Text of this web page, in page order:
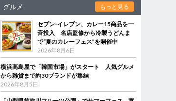
グルメ もっと見る
セブン‐イレブン、カレー15商品を一
斉投入 名店監修から冷製うどんま
で“夏のカレーフェス”を開催中
2026年8月6日
横浜高島屋で「韓国市場」がスタート 人気グルメ
から雑貨まで約30ブランドが集結
2026年8月5日